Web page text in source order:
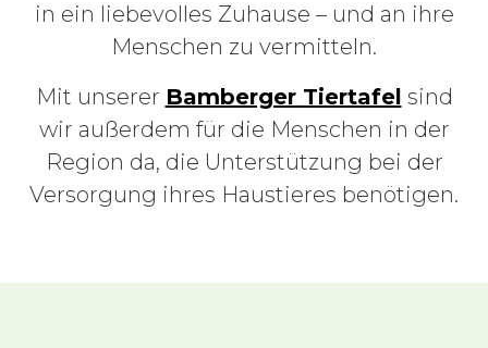
in ein liebevolles Zuhause – und an ihre
Menschen zu vermitteln.
Mit unserer Bamberger Tiertafel sind
wir außerdem für die Menschen in der
Region da, die Unterstützung bei der
Versorgung ihres Haustieres benötigen.